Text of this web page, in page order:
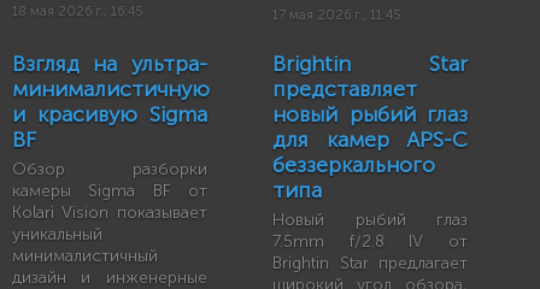
18 мая 2026 г., 16:45 17 мая 2026 г., 11:45
Взгляд на ультра-
минималистичную
и красивую Sigma
BF
Обзор разборки
камеры Sigma BF от
Kolari Vision показывает
уникальный
минималистичный
дизайн и инженерные
Brightin Star
представляет
новый рыбий глаз
для камер APS-C
беззеркального
типа
Новый рыбий глаз
7.5mm f/2.8 IV от
Brightin Star предлагает
широкий угол обзора,